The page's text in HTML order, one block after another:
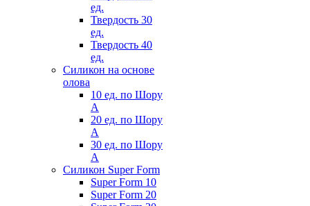
ед.
Твердость 30
ед.
Твердость 40
ед.
Силикон на основе
олова
10 ед. по Шору
А
20 ед. по Шору
А
30 ед. по Шору
А
Силикон Super Form
Super Form 10
Super Form 20